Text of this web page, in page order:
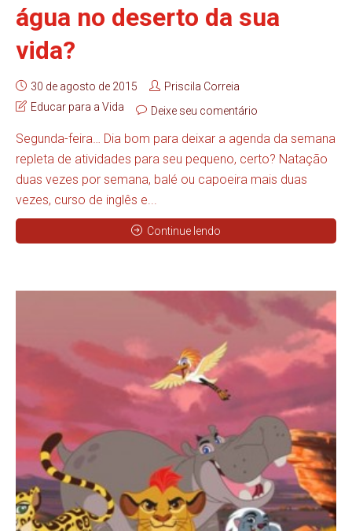
água no deserto da sua
vida?
30 de agosto de 2015
Priscila Correia
Educar para a Vida
Deixe seu comentário
Segunda-feira… Dia bom para deixar a agenda da semana
repleta de atividades para seu pequeno, certo? Natação
duas vezes por semana, balé ou capoeira mais duas
vezes, curso de inglês e...
Continue lendo